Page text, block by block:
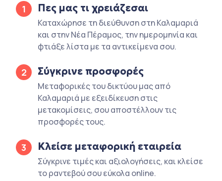
1 Πες μας τι χρειάζεσαι
Καταχώρησε τη διεύθυνση στη Καλαμαριά
και στην Νέα Πέραμος, την ημερομηνία και
φτιάξε λίστα με τα αντικείμενα σου.
2 Σύγκρινε προσφορές
Μεταφορικές του δικτύου μας από
Καλαμαριά με εξειδίκευση στις
μετακομίσεις, σου αποστέλλουν τις
προσφορές τους.
3 Κλείσε μεταφορική εταιρεία
Σύγκρινε τιμές και αξιολογήσεις, και κλείσε
το ραντεβού σου εύκολα online.